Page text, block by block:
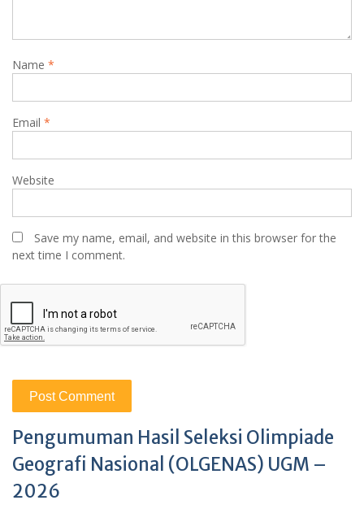
Name *
Email *
Website
Save my name, email, and website in this browser for the
next time I comment.
Pengumuman Hasil Seleksi Olimpiade
Geografi Nasional (OLGENAS) UGM –
2026